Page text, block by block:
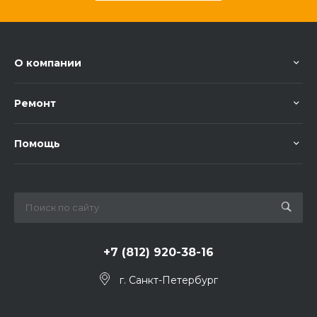
О компании
Ремонт
Помощь
+7 (812) 920-38-16
г. Санкт-Петербург